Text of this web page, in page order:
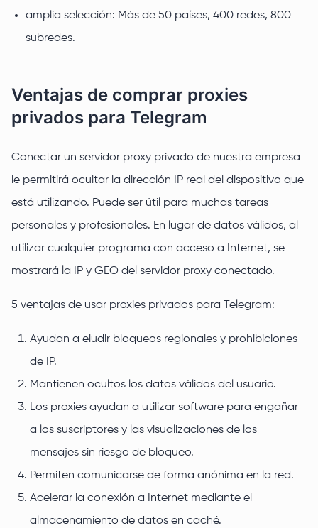
amplia selección: Más de 50 países, 400 redes, 800
subredes.
Ventajas de comprar proxies
privados para Telegram
Conectar un servidor proxy privado de nuestra empresa
le permitirá ocultar la dirección IP real del dispositivo que
está utilizando. Puede ser útil para muchas tareas
personales y profesionales. En lugar de datos válidos, al
utilizar cualquier programa con acceso a Internet, se
mostrará la IP y GEO del servidor proxy conectado.
5 ventajas de usar proxies privados para Telegram:
Ayudan a eludir bloqueos regionales y prohibiciones
de IP.
Mantienen ocultos los datos válidos del usuario.
Los proxies ayudan a utilizar software para engañar
a los suscriptores y las visualizaciones de los
mensajes sin riesgo de bloqueo.
Permiten comunicarse de forma anónima en la red.
Acelerar la conexión a Internet mediante el
almacenamiento de datos en caché.